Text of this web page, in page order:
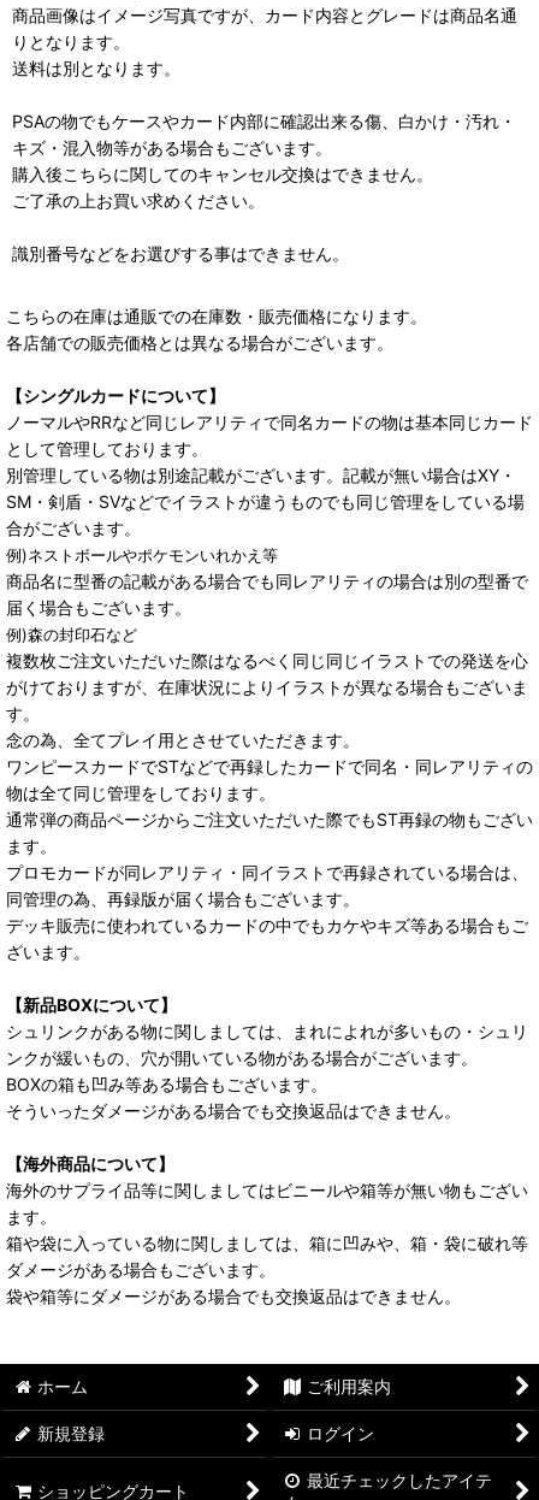
商品画像はイメージ写真ですが、カード内容とグレードは商品名通
りとなります。
送料は別となります。
PSAの物でもケースやカード内部に確認出来る傷、白かけ・汚れ・
キズ・混入物等がある場合もございます。
購入後こちらに関してのキャンセル交換はできません。
ご了承の上お買い求めください。
識別番号などをお選びする事はできません。
こちらの在庫は通販での在庫数・販売価格になります。
各店舗での販売価格とは異なる場合がございます。
【シングルカードについて】
ノーマルやRRなど同じレアリティで同名カードの物は基本同じカード
として管理しております。
別管理している物は別途記載がございます。記載が無い場合はXY・
SM・剣盾・SVなどでイラストが違うものでも同じ管理をしている場
合がございます。
例)ネストボールやポケモンいれかえ等
商品名に型番の記載がある場合でも同レアリティの場合は別の型番で
届く場合もございます。
例)森の封印石など
複数枚ご注文いただいた際はなるべく同じ同じイラストでの発送を心
がけておりますが、在庫状況によりイラストが異なる場合もございま
す。
念の為、全てプレイ用とさせていただきます。
ワンピースカードでSTなどで再録したカードで同名・同レアリティの
物は全て同じ管理をしております。
通常弾の商品ページからご注文いただいた際でもST再録の物もござい
ます。
プロモカードが同レアリティ・同イラストで再録されている場合は、
同管理の為、再録版が届く場合もございます。
デッキ販売に使われているカードの中でもカケやキズ等ある場合もご
ざいます。
【新品BOXについて】
シュリンクがある物に関しましては、まれによれが多いもの・シュリ
ンクが緩いもの、穴が開いている物がある場合がございます。
BOXの箱も凹み等ある場合もございます。
そういったダメージがある場合でも交換返品はできません。
【海外商品について】
海外のサプライ品等に関しましてはビニールや箱等が無い物もござい
ます。
箱や袋に入っている物に関しましては、箱に凹みや、箱・袋に破れ等
ダメージがある場合もございます。
袋や箱等にダメージがある場合でも交換返品はできません。
ホーム ご利用案内
新規登録 ログイン
ショッピングカート
最近チェックしたアイテ